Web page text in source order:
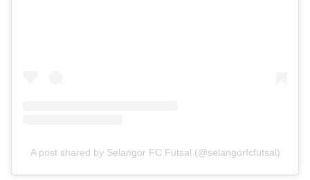
A post shared by Selangor FC Futsal (@selangorfcfutsal)